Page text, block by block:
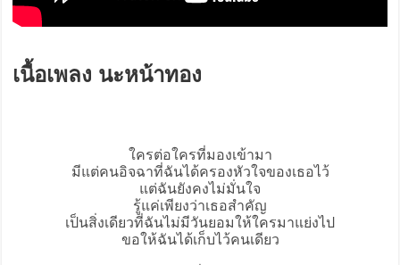
เนื้อเพลง นะหน้าทอง
ใครต่อใครที่มองเข้ามา
มีแต่คนอิจฉาที่ฉันได้ครองหัวใจของเธอไว้
แต่ฉันยังคงไม่มั่นใจ
รู้แค่เพียงว่าเธอสำคัญ
เป็นสิ่งเดียวที่ฉันไม่มีวันยอมให้ใครมาแย่งไป
ขอให้ฉันได้เก็บไว้คนเดียว